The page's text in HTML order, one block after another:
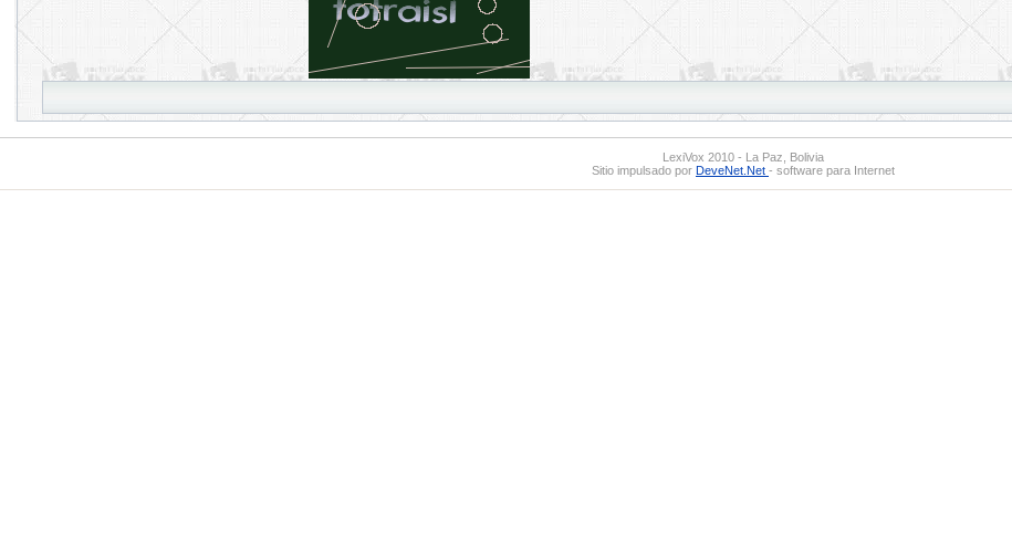
LexiVox 2010 - La Paz, Bolivia
Sitio impulsado por DeveNet.Net - software para Internet